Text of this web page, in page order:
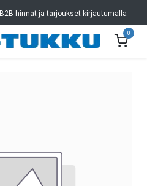
B2B-hinnat ja tarjoukset kirjautumalla
0